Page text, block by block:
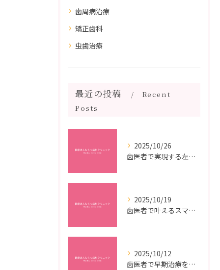
歯周病治療
矯正歯科
虫歯治療
最近の投稿
Recent
Posts
2025/10/26
歯医者で実現する左右対称治療のポイントと矯正治療選びの疑問解決ガイド
2025/10/19
歯医者で叶えるスマイルメイクオーバーなら福岡県福岡市博多区博多駅前の最新矯正治療解説
2025/10/12
歯医者で早期治療を受けるメリットと虫歯悪化を防ぐ最短ステップ